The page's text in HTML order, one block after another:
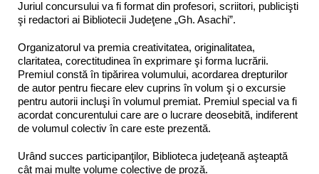
Juriul concursului va fi format din profesori, scriitori, publicişti
şi redactori ai Bibliotecii Judeţene „Gh. Asachi”.
Organizatorul va premia creativitatea, originalitatea,
claritatea, corectitudinea în exprimare şi forma lucrării.
Premiul constă în tipărirea volumului, acordarea drepturilor
de autor pentru fiecare elev cuprins în volum şi o excursie
pentru autorii incluşi în volumul premiat. Premiul special va fi
acordat concurentului care are o lucrare deosebită, indiferent
de volumul colectiv în care este prezentă.
Urând succes participanţilor, Biblioteca judeţeană aşteaptă
cât mai multe volume colective de proză.